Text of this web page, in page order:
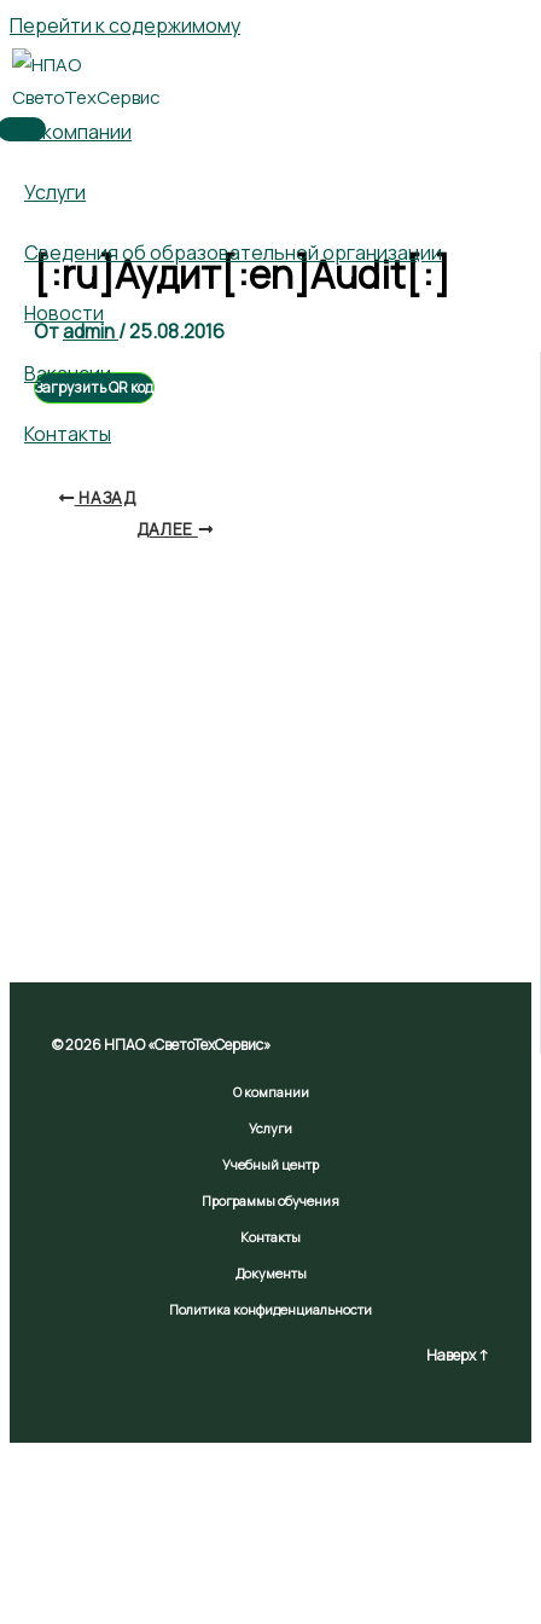
Перейти к содержимому
О компании
Услуги
Сведения об образовательной организации
Новости
Вакансии
Контакты
[:ru]Аудит[:en]Audit[:]
Отadmin/25.08.2016
Загрузить QR код
НАЗАД
ДАЛЕЕ
© 2026 НПАО «СветоТехСервис»
О компании
Услуги
Учебный центр
Программы обучения
Контакты
Документы
Политика конфиденциальности
Наверх ↑